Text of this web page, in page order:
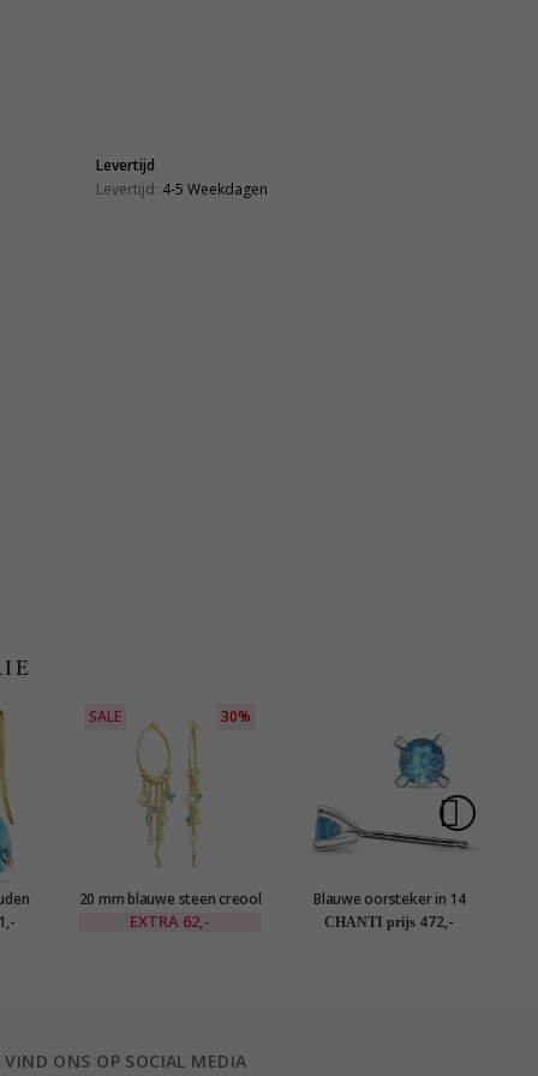
Levertijd
Levertijd: 4-5 Weekdagen
SALE 30%
20 mm blauwe steen creool
in verguld sterlingzilver -
EXTRA 62,-
Blauwe oorsteker in 14
karaat witgoud met
topazen
CHANTI prijs 472,-
VIND ONS OP SOCIAL MEDIA